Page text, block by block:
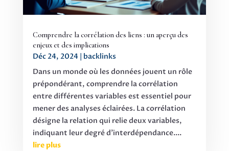
Comprendre la corrélation des liens : un aperçu des
enjeux et des implications
Déc 24, 2024| backlinks
Dans un monde où les données jouent un rôle
prépondérant, comprendre la corrélation
entre différentes variables est essentiel pour
mener des analyses éclairées. La corrélation
désigne la relation qui relie deux variables,
indiquant leur degré d'interdépendance....
lire plus